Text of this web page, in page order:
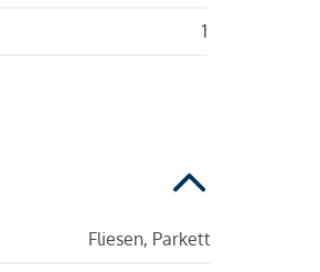
1
Fliesen, Parkett